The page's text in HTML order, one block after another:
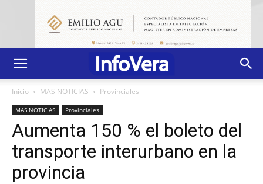
Inicio MAS NOTICIAS Provinciales
MAS NOTICIAS Provinciales
Aumenta 150 % el boleto del
transporte interurbano en la
provincia